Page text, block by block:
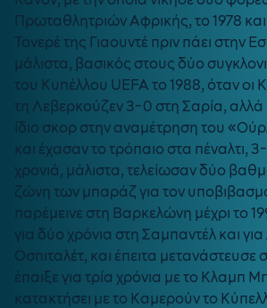
Πρωταθλητριών Αφρικής, το 1978 και
Τονερέ της Γιαουντέ πριν πάει στην
μάλιστα, βασικός στους δύο
του Κυπέλλου UEFA το 1988, όταν οι
τη Λεβερκούζεν 3-0 στη Σαρία, αλλά
ίδιο σκορ στην αναμέτρηση του
και έχασαν το τρόπαιο στα πέναλτι,
χρονιά, μάλιστα, τελείωσαν δύο
ζώνη των μπαράζ για τον
παρέμεινε στη Βαρκελώνη μέχρι το
για δύο χρόνια στη Σαμπαντέλ και για
Οσπιταλέτ, και έπειτα μετανάστευσε
έπαιξε για τρία χρόνια με το Κλαμπ
κατακτήσει με το Καμερούν το